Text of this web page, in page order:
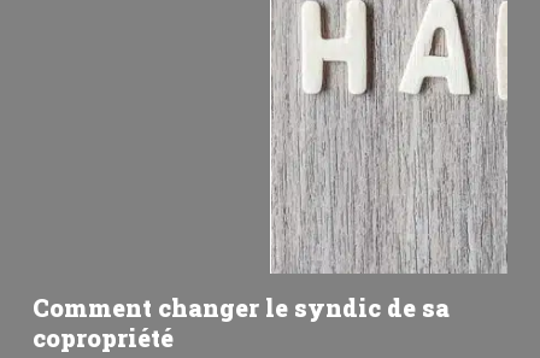
Comment changer le syndic de sa
copropriété